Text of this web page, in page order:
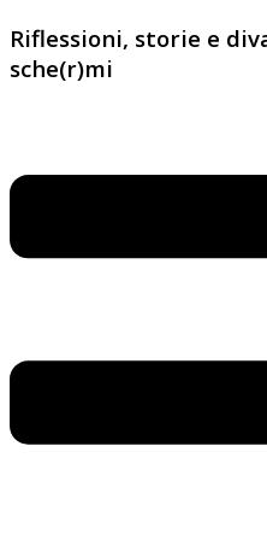
Riflessioni, storie e
sche(r)mi